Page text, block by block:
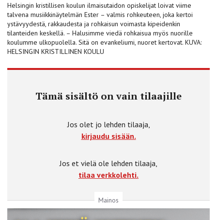
Helsingin kristillisen koulun ilmaisutaidon opiskelijat loivat viime
talvena musiikkinäytelmän Ester – valmis rohkeuteen, joka kertoi
ystävyydestä, rakkaudesta ja rohkaisun voimasta kipeidenkin
tilanteiden keskellä. – Halusimme viedä rohkaisua myös nuorille
koulumme ulkopuolella. Sitä on evankeliumi, nuoret kertovat. KUVA:
HELSINGIN KRISTILLINEN KOULU
Tämä sisältö on vain tilaajille
Jos olet jo lehden tilaaja,
kirjaudu sisään.
Jos et vielä ole lehden tilaaja,
tilaa verkkolehti.
Mainos